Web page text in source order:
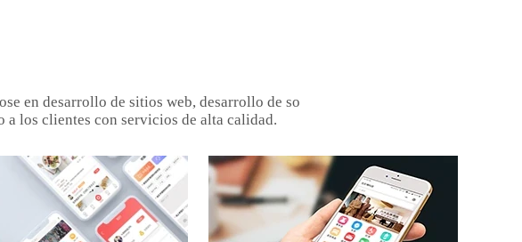
en desarrollo de sitios web, desarrollo de so
los clientes con servicios de alta calidad.